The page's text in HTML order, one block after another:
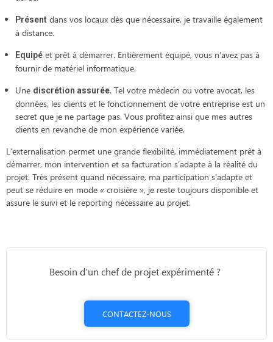
Présent dans vos locaux dès que nécessaire, je travaille également
à distance.
Equipé et prêt à démarrer. Entièrement équipé, vous n’avez pas à
fournir de matériel informatique.
Une discrétion assurée. Tel votre médecin ou votre avocat, les
données, les clients et le fonctionnement de votre entreprise est un
secret que je ne partage pas. Vous profitez ainsi que mes autres
clients en revanche de mon expérience variée.
L’externalisation permet une grande flexibilité, immédiatement prêt à
démarrer, mon intervention et sa facturation s’adapte à la réalité du
projet. Très présent quand nécessaire, ma participation s’adapte et
peut se réduire en mode « croisière », je reste toujours disponible et
assure le suivi et le reporting nécessaire au projet.
Besoin d’un chef de projet expérimenté ?
CONTACTEZ-NOUS